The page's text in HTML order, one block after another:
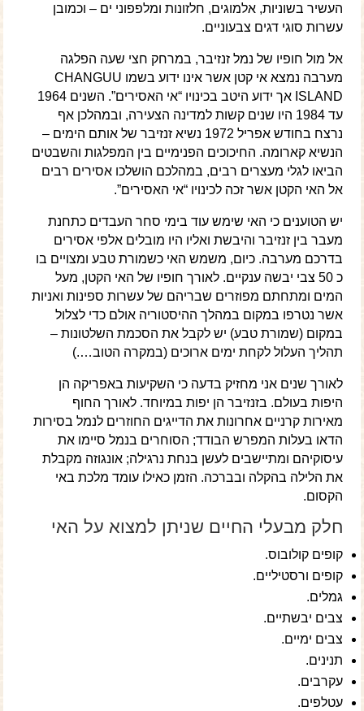
העשיר בשוניות, אלמוגים, חלזונות ומלפפוני ים – וכמובן
עשרות סוגי דגים צבעוניים.
אל מול חופיו של נמל זנזיבר, במרחק חצי שעה הפלגה
מערבה נמצא אי קטן אשר אינו ידוע בשמו CHANGUU
ISLAND אך ידוע היטב בכינויו “אי האסירים”. השנים 1964
עד 1984 היו שנים קשות למדינה הצעירה, ובמהלכן אף
נרצח בחודש אפריל 1972 נשיא זנזיבר של אותם הימים –
הנשיא קארומה. החיכוכים הפנימיים בין המפלגות והשבטים
הביאו לגלי מעצרים רבים, במהלכם הושלכו אסירים רבים
אל האי הקטן אשר זכה לכינויו “אי האסירים”.
יש הטוענים כי האי שימש עוד בימי סחר העבדים כתחנת
מעבר בין זנזיבר והיבשת ואליו היו מובלים אלפי אסירים
בדרכם מערבה. כיום, משמש האי כשמורת טבע ומצויים בו
כ 50 צבי יבשה ענקיים. לאורך חופיו של האי הקטן, מעל
המים ומתחתם מפוזרים שבריהם של עשרות ספינות ואניות
אשר נטרפו במקום במהלך ההיסטוריה אולם כדי לצלול
במקום (שמורת טבע) יש לקבל את הסכמת השלטונות –
תהליך העלול לקחת ימים ארוכים (במקרה הטוב….)
לאורך שנים אני מחזיק בדעה כי השקיעות באפריקה הן
היפות בעולם. בזנזיבר הן יפות במיוחד. לאורך החוף
מאירות קרניים אחרונות את הדייגים החוזרים לנמל בסירות
הדאו בעלות המפרש הבודד; הסוחרים בנמל סיימו את
עיסוקיהם ומתיישבים לעשן בנחת נרגילה; אונגוזה מקבלת
את הלילה בהקלה ובברכה. הזמן כאילו עומד מלכת באי
הקסום.
חלק מבעלי החיים שניתן למצוא על האי
קופים קולובוס.
קופים ורסטיליים.
גמלים.
צבים יבשתיים.
צבים ימיים.
תנינים.
עקרבים.
עטלפים.